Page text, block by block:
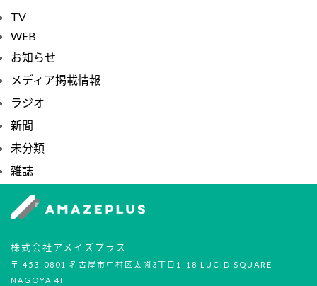
TV
WEB
お知らせ
メディア掲載情報
ラジオ
新聞
未分類
雑誌
株式会社アメイズプラス
〒 453-0801 名古屋市中村区太閤3丁目1-18 LUCID SQUARE
NAGOYA 4F